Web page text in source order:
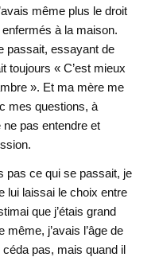
même plus le droit
à la maison.
passait, essayant de
toujours « C’est mieux
». Et ma mère me
mes questions, à
pas entendre et
pas ce qui se passait, je
lui laissai le choix entre
que j’étais grand
même, j’avais l’âge de
pas, mais quand il